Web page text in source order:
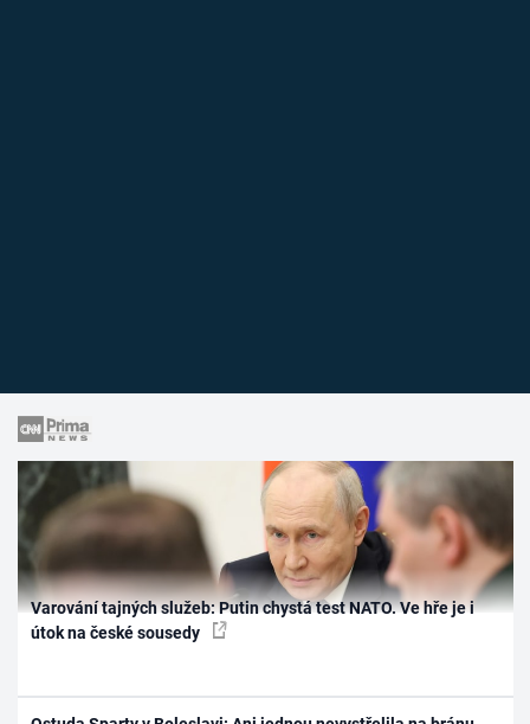
Varování tajných služeb: Putin chystá test NATO. Ve hře je i
útok na české sousedy